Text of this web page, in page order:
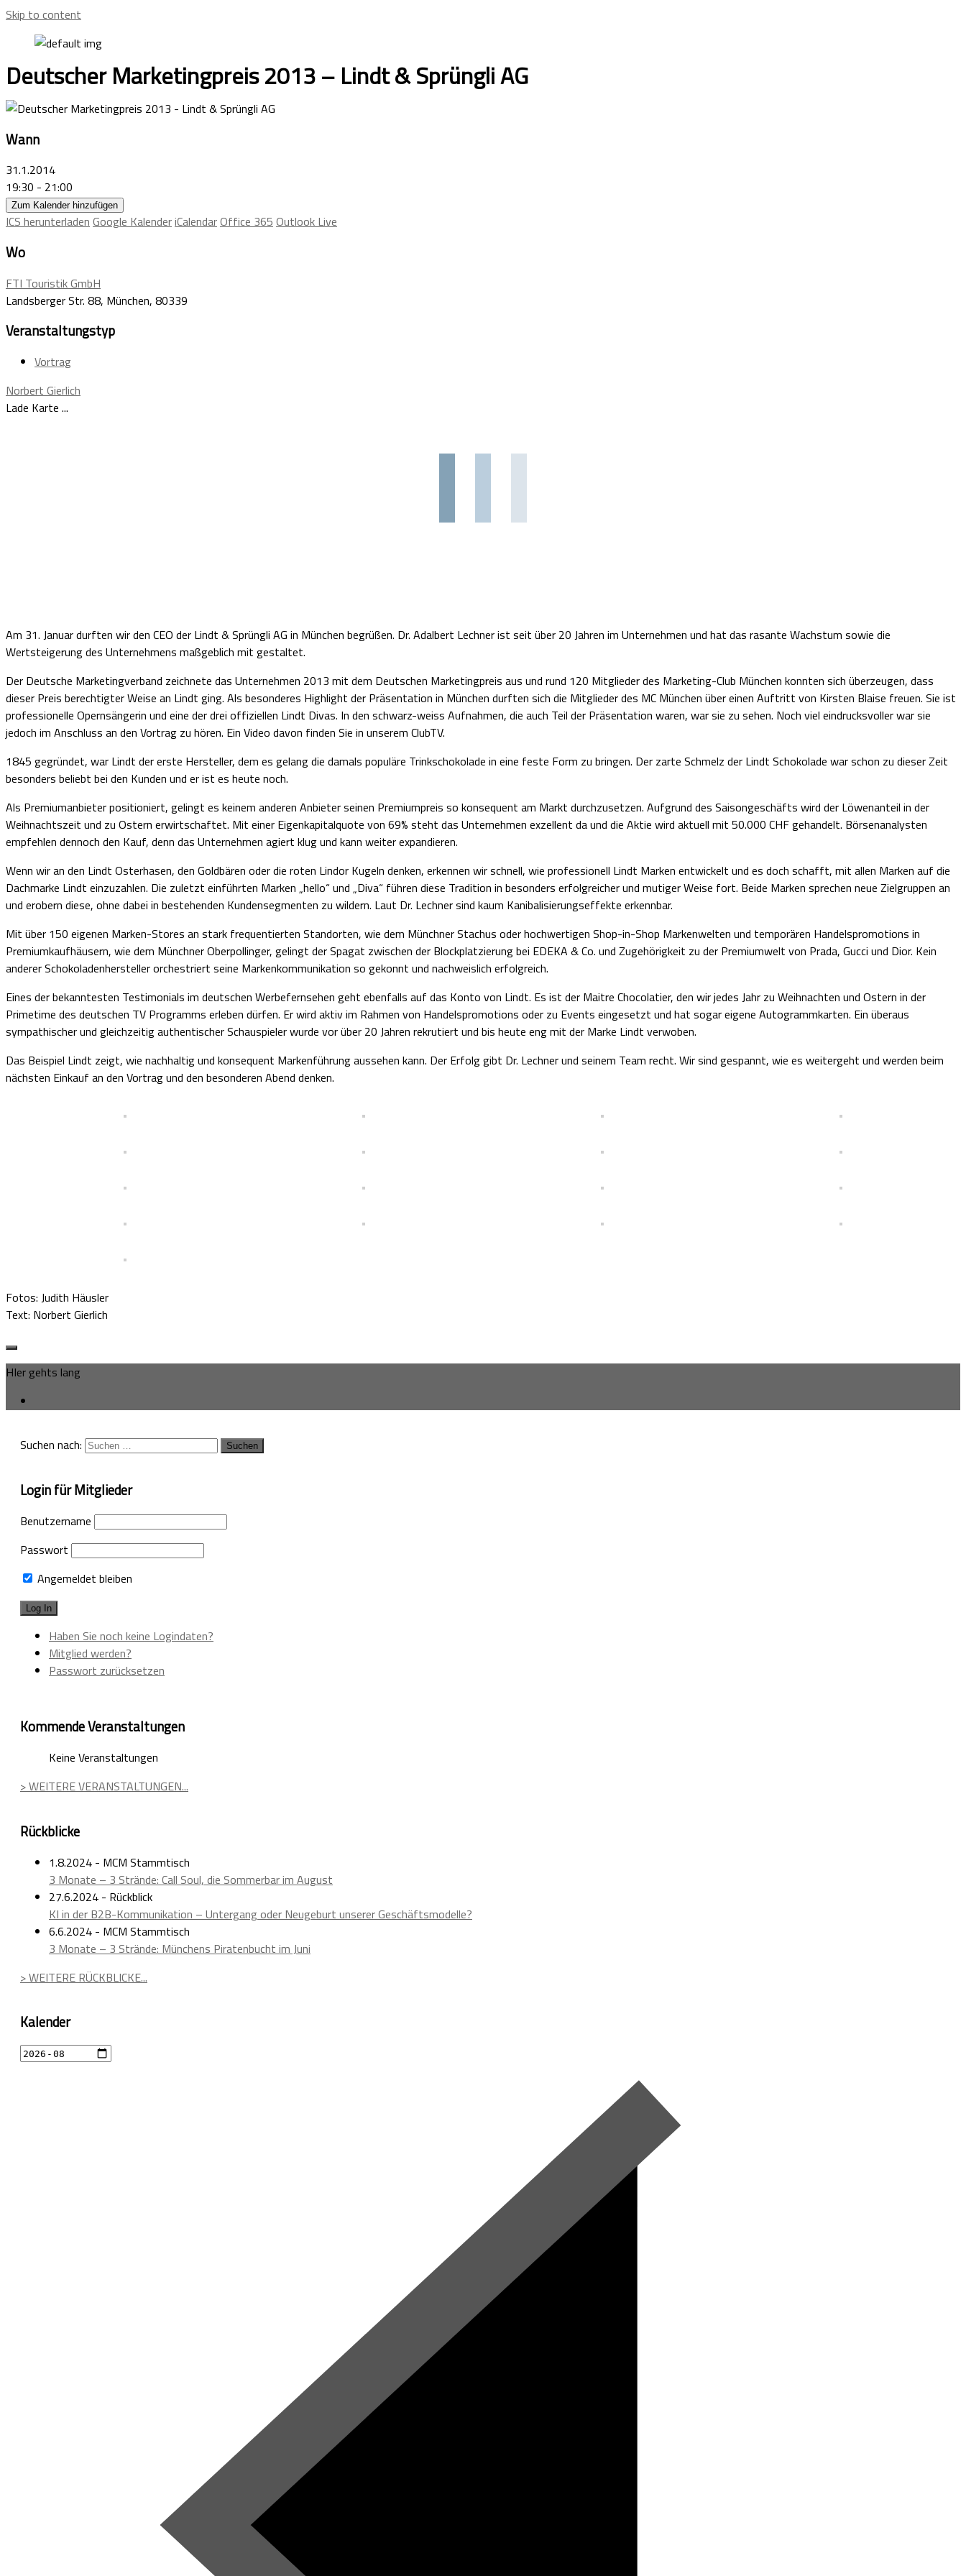
Skip to content
Deutscher Marketingpreis 2013 – Lindt & Sprüngli AG
Wann
31.1.2014
19:30 - 21:00
Zum Kalender hinzufügen
ICS herunterladen Google KalenderiCalendarOffice 365 Outlook Live
Wo
FTI Touristik GmbH
Landsberger Str. 88, München, 80339
Veranstaltungstyp
Vortrag
Norbert Gierlich
Lade Karte ...
Am 31. Januar durften wir den CEO der Lindt & Sprüngli AG in München begrüßen. Dr. Adalbert Lechner ist seit über 20 Jahren im Unternehmen und hat das rasante Wachstum sowie die
Wertsteigerung des Unternehmens maßgeblich mit gestaltet.
Der Deutsche Marketingverband zeichnete das Unternehmen 2013 mit dem Deutschen Marketingpreis aus und rund 120 Mitglieder des Marketing-Club München konnten sich überzeugen, dass
dieser Preis berechtigter Weise an Lindt ging. Als besonderes Highlight der Präsentation in München durften sich die Mitglieder des MC München über einen Auftritt von Kirsten Blaise freuen. Sie ist
professionelle Opernsängerin und eine der drei offiziellen Lindt Divas. In den schwarz-weiss Aufnahmen, die auch Teil der Präsentation waren, war sie zu sehen. Noch viel eindrucksvoller war sie
jedoch im Anschluss an den Vortrag zu hören. Ein Video davon finden Sie in unserem ClubTV.
1845 gegründet, war Lindt der erste Hersteller, dem es gelang die damals populäre Trinkschokolade in eine feste Form zu bringen. Der zarte Schmelz der Lindt Schokolade war schon zu dieser Zeit
besonders beliebt bei den Kunden und er ist es heute noch.
Als Premiumanbieter positioniert, gelingt es keinem anderen Anbieter seinen Premiumpreis so konsequent am Markt durchzusetzen. Aufgrund des Saisongeschäfts wird der Löwenanteil in der
Weihnachtszeit und zu Ostern erwirtschaftet. Mit einer Eigenkapitalquote von 69% steht das Unternehmen exzellent da und die Aktie wird aktuell mit 50.000 CHF gehandelt. Börsenanalysten
empfehlen dennoch den Kauf, denn das Unternehmen agiert klug und kann weiter expandieren.
Wenn wir an den Lindt Osterhasen, den Goldbären oder die roten Lindor Kugeln denken, erkennen wir schnell, wie professionell Lindt Marken entwickelt und es doch schafft, mit allen Marken auf die
Dachmarke Lindt einzuzahlen. Die zuletzt einführten Marken „hello“ und „Diva“ führen diese Tradition in besonders erfolgreicher und mutiger Weise fort. Beide Marken sprechen neue Zielgruppen an
und erobern diese, ohne dabei in bestehenden Kundensegmenten zu wildern. Laut Dr. Lechner sind kaum Kanibalisierungseffekte erkennbar.
Mit über 150 eigenen Marken-Stores an stark frequentierten Standorten, wie dem Münchner Stachus oder hochwertigen Shop-in-Shop Markenwelten und temporären Handelspromotions in
Premiumkaufhäusern, wie dem Münchner Oberpollinger, gelingt der Spagat zwischen der Blockplatzierung bei EDEKA & Co. und Zugehörigkeit zu der Premiumwelt von Prada, Gucci und Dior. Kein
anderer Schokoladenhersteller orchestriert seine Markenkommunikation so gekonnt und nachweislich erfolgreich.
Eines der bekanntesten Testimonials im deutschen Werbefernsehen geht ebenfalls auf das Konto von Lindt. Es ist der Maitre Chocolatier, den wir jedes Jahr zu Weihnachten und Ostern in der
Primetime des deutschen TV Programms erleben dürfen. Er wird aktiv im Rahmen von Handelspromotions oder zu Events eingesetzt und hat sogar eigene Autogrammkarten. Ein überaus
sympathischer und gleichzeitig authentischer Schauspieler wurde vor über 20 Jahren rekrutiert und bis heute eng mit der Marke Lindt verwoben.
Das Beispiel Lindt zeigt, wie nachhaltig und konsequent Markenführung aussehen kann. Der Erfolg gibt Dr. Lechner und seinem Team recht. Wir sind gespannt, wie es weitergeht und werden beim
nächsten Einkauf an den Vortrag und den besonderen Abend denken.
Fotos: Judith Häusler
Text: Norbert Gierlich
HIer gehts lang
Suchen nach:
Login für Mitglieder
Benutzername
Passwort
Angemeldet bleiben
Haben Sie noch keine Logindaten?
Mitglied werden?
Passwort zurücksetzen
Kommende Veranstaltungen
Keine Veranstaltungen
> WEITERE VERANSTALTUNGEN...
Rückblicke
1.8.2024 - MCM Stammtisch
3 Monate – 3 Strände: Call Soul, die Sommerbar im August
27.6.2024 - Rückblick
KI in der B2B-Kommunikation – Untergang oder Neugeburt unserer Geschäftsmodelle?
6.6.2024 - MCM Stammtisch
3 Monate – 3 Strände: Münchens Piratenbucht im Juni
> WEITERE RÜCKBLICKE...
Kalender